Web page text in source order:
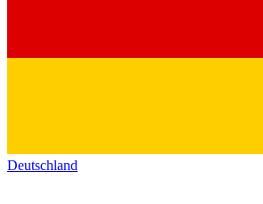
Deutschland